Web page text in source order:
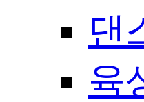
댄
육